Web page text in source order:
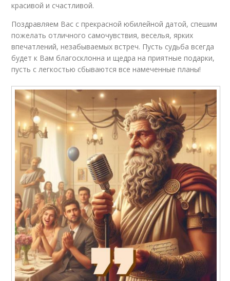
красивой и счастливой.
Поздравляем Вас с прекрасной юбилейной датой, спешим
пожелать отличного самочувствия, веселья, ярких
впечатлений, незабываемых встреч. Пусть судьба всегда
будет к Вам благосклонна и щедра на приятные подарки,
пусть с легкостью сбываются все намеченные планы!